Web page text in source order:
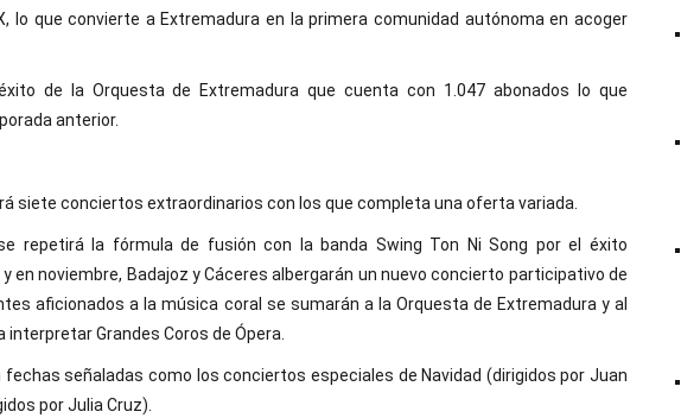
lo que convierte a Extremadura en la primera comunidad autónoma en acoger
de la Orquesta de Extremadura que cuenta con 1.047 abonados lo que
anterior.
siete conciertos extraordinarios con los que completa una oferta variada.
repetirá la fórmula de fusión con la banda Swing Ton Ni Song por el éxito
en noviembre, Badajoz y Cáceres albergarán un nuevo concierto participativo de
aficionados a la música coral se sumarán a la Orquesta de Extremadura y al
Grandes Coros de Ópera.
fechas señaladas como los conciertos especiales de Navidad (dirigidos por Juan
por Julia Cruz).